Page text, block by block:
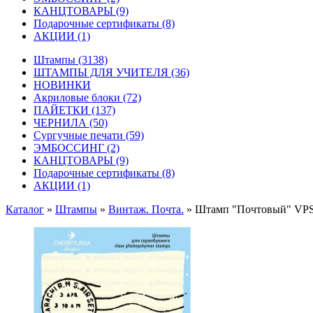
КАНЦТОВАРЫ (9)
Подарочные сертификаты (8)
АКЦИИ (1)
Штампы (3138)
ШТАМПЫ ДЛЯ УЧИТЕЛЯ (36)
НОВИНКИ
Акриловые блоки (72)
ПАЙЕТКИ (137)
ЧЕРНИЛА (50)
Сургучные печати (59)
ЭМБОССИНГ (2)
КАНЦТОВАРЫ (9)
Подарочные сертификаты (8)
АКЦИИ (1)
Каталог » Штампы » Винтаж. Почта. » Штамп "Почтовый"